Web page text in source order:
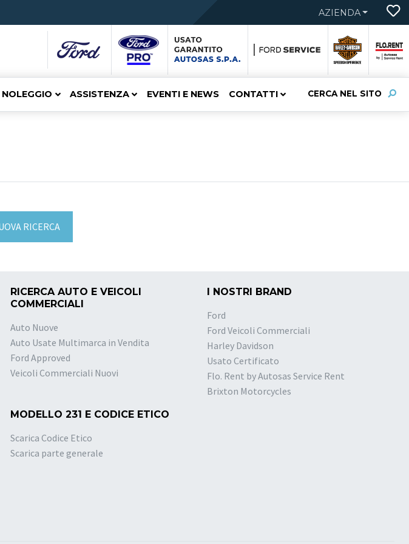
AZIENDA
CERCA NEL SITO
NOLEGGIO ASSISTENZA EVENTI E NEWS CONTATTI
RICERCA
RICERCA AUTO E VEICOLI
COMMERCIALI
Auto Nuove
Auto Usate Multimarca in Vendita
Ford Approved
Veicoli Commerciali Nuovi
I NOSTRI BRAND
Ford
Ford Veicoli Commerciali
Harley Davidson
Usato Certificato
Flo. Rent by Autosas Service Rent
Brixton Motorcycles
MODELLO 231 E CODICE ETICO
Scarica Codice Etico
Scarica parte generale